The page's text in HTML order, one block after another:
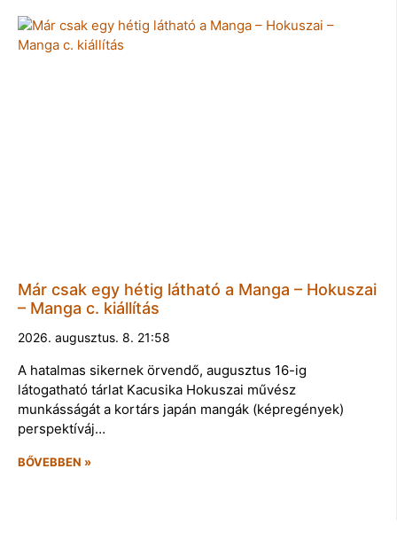
Már csak egy hétig látható a Manga – Hokuszai
– Manga c. kiállítás
2026. augusztus. 8. 21:58
A hatalmas sikernek örvendő, augusztus 16-ig
látogatható tárlat Kacusika Hokuszai művész
munkásságát a kortárs japán mangák (képregények)
perspektíváj…
BŐVEBBEN »